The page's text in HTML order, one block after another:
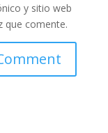
y sitio web
que comente.